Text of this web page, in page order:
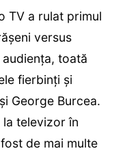
TV a rulat primul
versus
audiența, toată
fierbinți și
George Burcea.
televizor în
de mai multe